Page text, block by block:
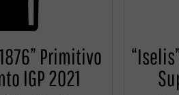
Primitivo
IGP 2021